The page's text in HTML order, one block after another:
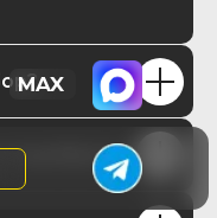
подобрать?